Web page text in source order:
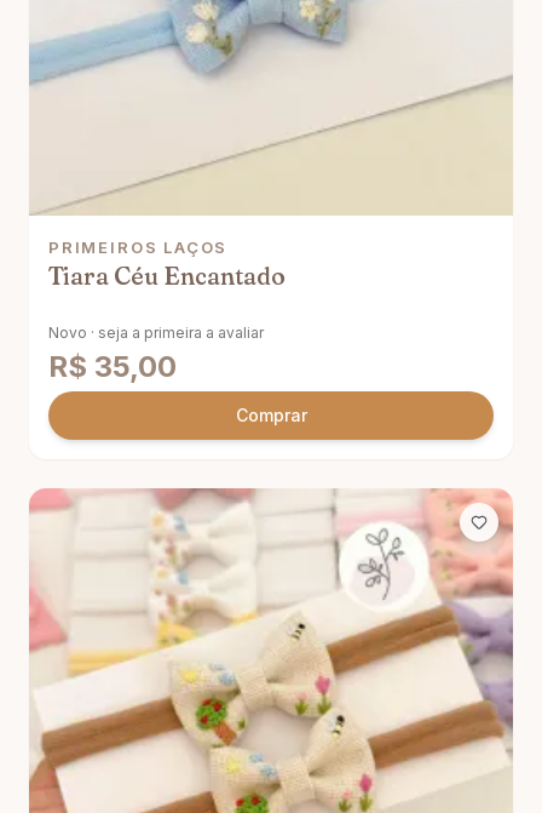
PRIMEIROS LAÇOS
Tiara Céu Encantado
Novo · seja a primeira a avaliar
R$ 35,00
Comprar